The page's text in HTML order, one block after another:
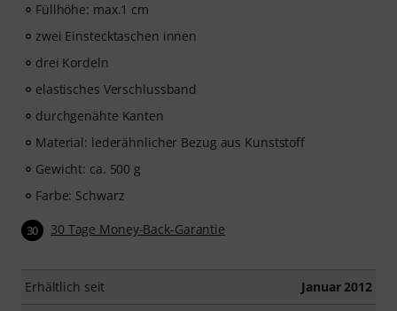
Füllhöhe: max.1 cm
zwei Einstecktaschen innen
drei Kordeln
elastisches Verschlussband
durchgenähte Kanten
Material: lederähnlicher Bezug aus Kunststoff
Gewicht: ca. 500 g
Farbe: Schwarz
30 30 Tage Money-Back-Garantie
Erhältlich seit Januar 2012